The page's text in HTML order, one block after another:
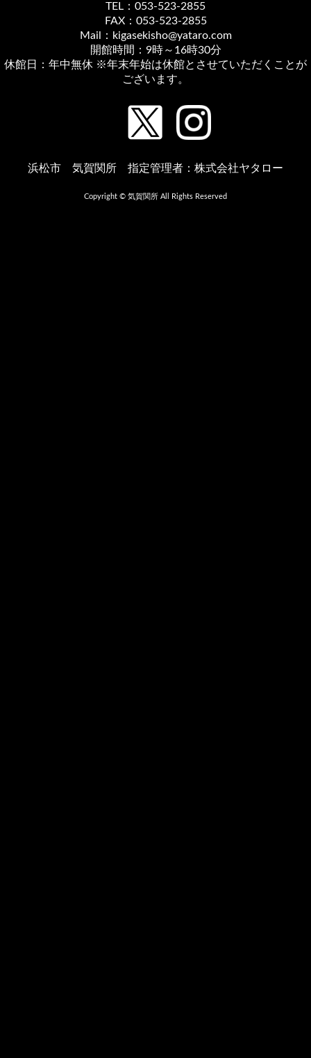
TEL：053-523-2855
FAX：053-523-2855
Mail：kigasekisho@yataro.com
開館時間：9時～16時30分
休館日：年中無休 ※年末年始は休館とさせていただくことが
ございます。
浜松市 気賀関所 指定管理者：株式会社ヤタロー
Copyright © 気賀関所 All Rights Reserved